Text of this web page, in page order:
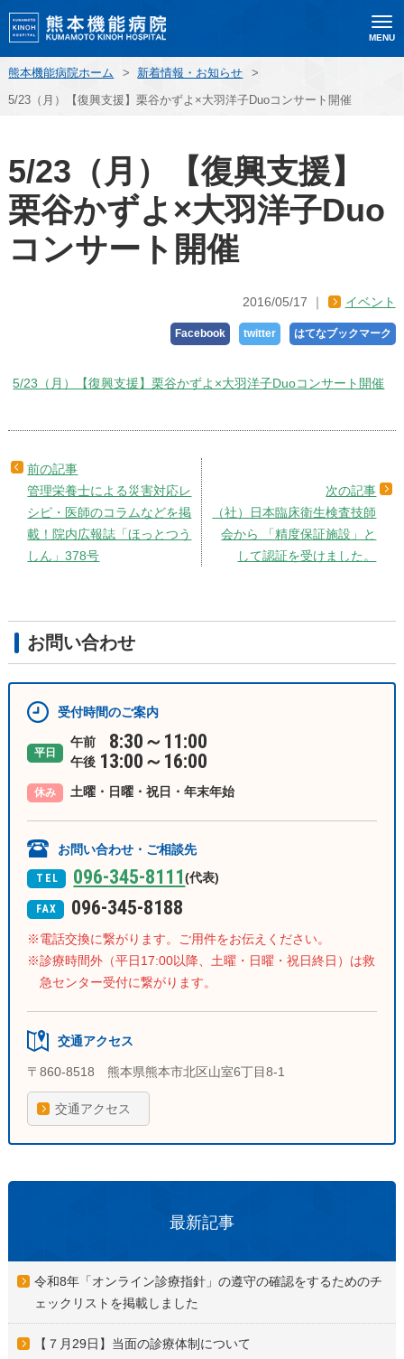
MENU
熊本機能病院ホーム > 新着情報・お知らせ
>
5/23（月）【復興支援】栗谷かずよ×大羽洋子Duoコンサート開催
5/23（月）【復興支援】
栗谷かずよ×大羽洋子Duo
コンサート開催
2016/05/17 イベント
Facebook twitter はてなブックマーク
5/23（月）【復興支援】栗谷かずよ×大羽洋子Duoコンサート開催
管理栄養士による災害対応レ
シピ・医師のコラムなどを掲
載！院内広報誌「ほっとつう
しん」378号
（社）日本臨床衛生検査技師
会から 「精度保証施設」と
して認証を受けました。
お問い合わせ
受付時間のご案内
平日
午前 8:30～11:00
午後 13:00～16:00
休み 土曜・日曜・祝日・年末年始
お問い合わせ・ご相談先
TEL 096-345-8111(代表)
FAX 096-345-8188
電話交換に繋がります。ご用件をお伝えください。
診療時間外（平日17:00以降、土曜・日曜・祝日終日）は救
急センター受付に繋がります。
交通アクセス
〒860-8518 熊本県熊本市北区山室6丁目8-1
交通アクセス
最新記事
令和8年「オンライン診療指針」の遵守の確認をするためのチ
ェックリストを掲載しました
【７月29日】当面の診療体制について